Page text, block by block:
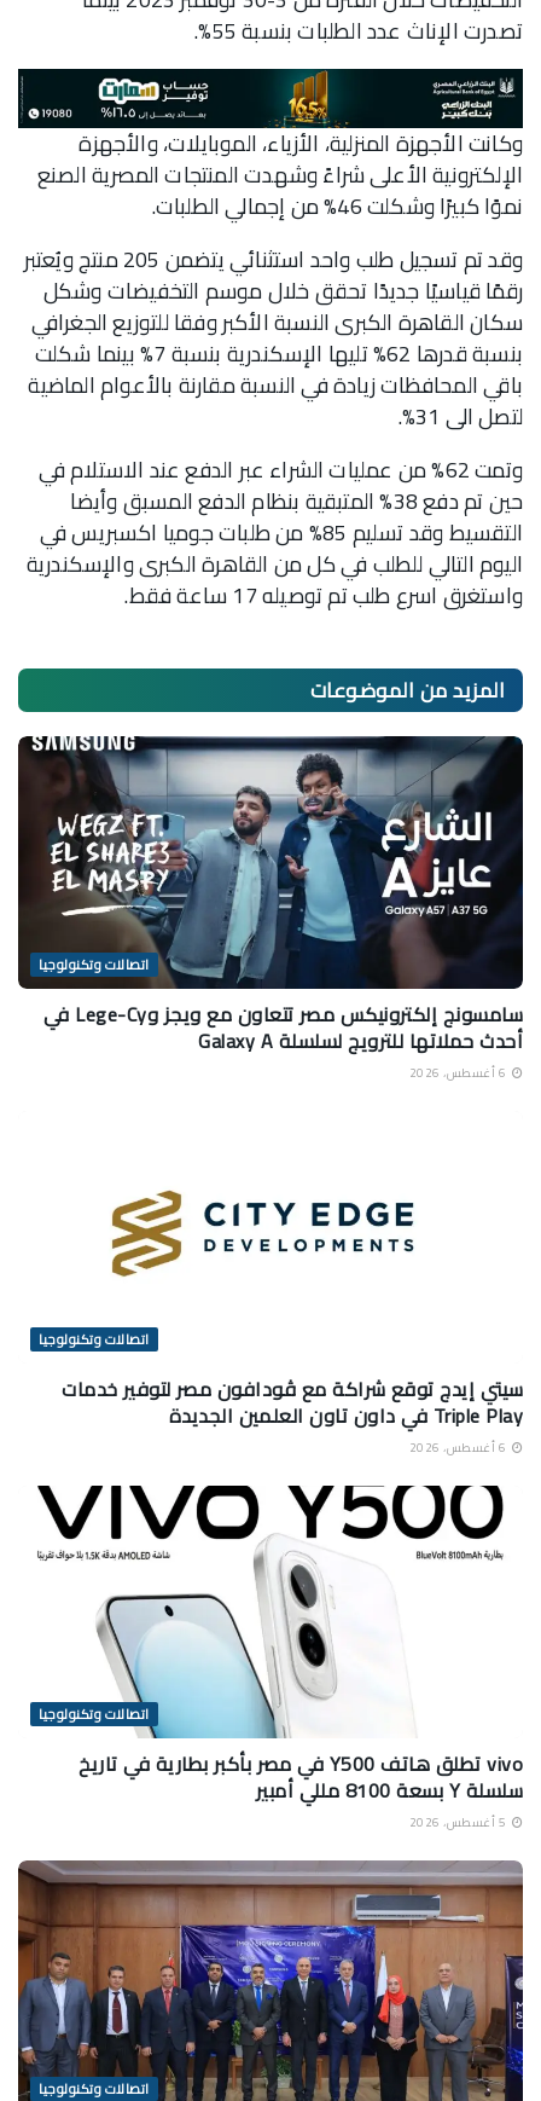
تصدرت الإناث عدد الطلبات بنسبة 55%.
وكانت الأجهزة المنزلية، الأزياء، الموبايلات، والأجهزة
الإلكترونية الأعلى شراءً وشهدت المنتجات المصرية الصنع
نموًا كبيرًا وشكلت 46% من إجمالي الطلبات.
وقد تم تسجيل طلب واحد استثنائي يتضمن 205 منتج ويُعتبر
رقمًا قياسيًا جديدًا تحقق خلال موسم التخفيضات وشكل
سكان القاهرة الكبرى النسبة الأكبر وفقا للتوزيع الجغرافي
بنسبة قدرها 62% تليها الإسكندرية بنسبة 7% بينما شكلت
باقي المحافظات زيادة في النسبة مقارنة بالأعوام الماضية
لتصل الى 31%.
وتمت 62% من عمليات الشراء عبر الدفع عند الاستلام في
حين تم دفع 38% المتبقية بنظام الدفع المسبق وأيضا
التقسيط وقد تسليم 85% من طلبات جوميا اكسبريس في
اليوم التالي للطلب في كل من القاهرة الكبرى والإسكندرية
واستغرق اسرع طلب تم توصيله 17 ساعة فقط.
المزيد منالموضوعات
اتصالات وتكنولوجيا
سامسونج إلكترونيكس مصر تتعاون مع ويجز وLege-Cy في
أحدث حملاتها للترويج لسلسلة Galaxy A
اتصالات وتكنولوجيا
سيتي إيدج توقع شراكة مع ڤودافون مصر لتوفير خدمات
Triple Play في داون تاون العلمين الجديدة
اتصالات وتكنولوجيا
vivo تطلق هاتف Y500 في مصر بأكبر بطارية في تاريخ
سلسلة Y بسعة 8100 مللي أمبير
اتصالات وتكنولوجيا